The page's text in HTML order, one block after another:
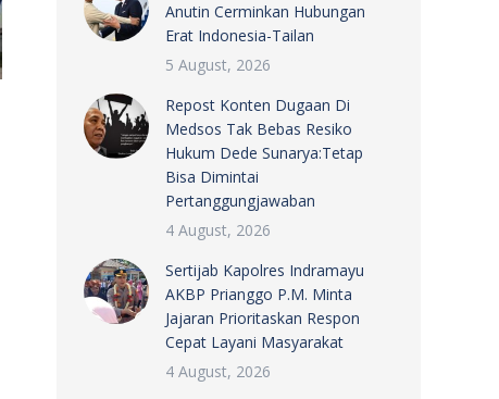
Anutin Cerminkan Hubungan
Erat Indonesia-Tailan
5 August, 2026
Repost Konten Dugaan Di
Medsos Tak Bebas Resiko
Hukum Dede Sunarya:Tetap
Bisa Dimintai
Pertanggungjawaban
4 August, 2026
Sertijab Kapolres Indramayu
AKBP Prianggo P.M. Minta
Jajaran Prioritaskan Respon
Cepat Layani Masyarakat
4 August, 2026